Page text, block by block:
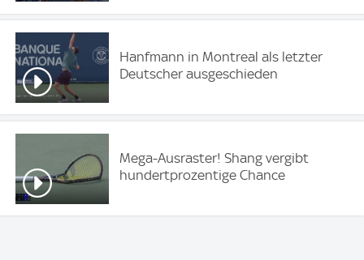
Hanfmann in Montreal als letzter
Deutscher ausgeschieden
Mega-Ausraster! Shang vergibt
hundertprozentige Chance